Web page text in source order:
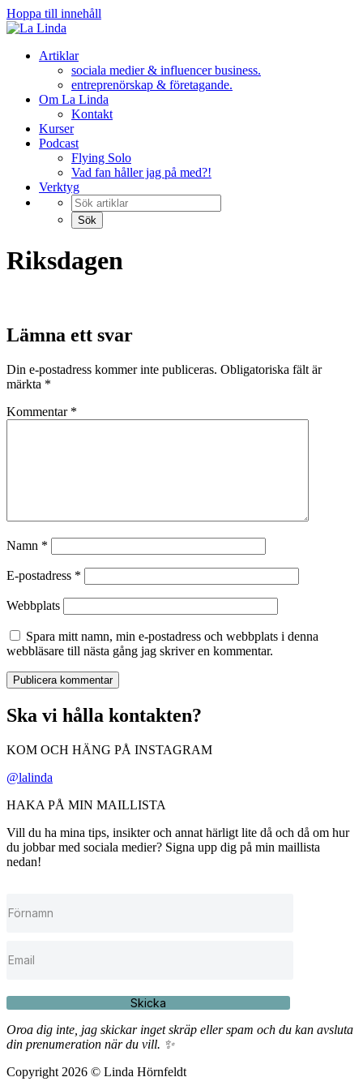
Hoppa till innehåll
Artiklar
sociala medier & influencer business.
entreprenörskap & företagande.
Om La Linda
Kontakt
Kurser
Podcast
Flying Solo
Vad fan håller jag på med?!
Verktyg
Riksdagen
Lämna ett svar
Din e-postadress kommer inte publiceras. Obligatoriska fält är
märkta *
Kommentar *
Namn *
E-postadress *
Webbplats
Spara mitt namn, min e-postadress och webbplats i denna
webbläsare till nästa gång jag skriver en kommentar.
Ska vi hålla kontakten?
KOM OCH HÄNG PÅ INSTAGRAM
@lalinda
HAKA PÅ MIN MAILLISTA
Vill du ha mina tips, insikter och annat härligt lite då och då om hur
du jobbar med sociala medier? Signa upp dig på min maillista
nedan!
Skicka
Oroa dig inte, jag skickar inget skräp eller spam och du kan avsluta
din prenumeration när du vill. ✨
Copyright 2026 © Linda Hörnfeldt